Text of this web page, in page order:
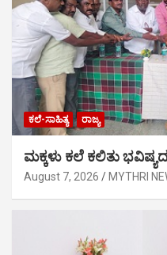
ಕಲೆ-ಸಾಹಿತ್ಯ ರಾಜ್ಯ
ಮಕ್ಕಳು ಕಲೆ ಕಲಿತು
August 7, 2026 MYTHRI